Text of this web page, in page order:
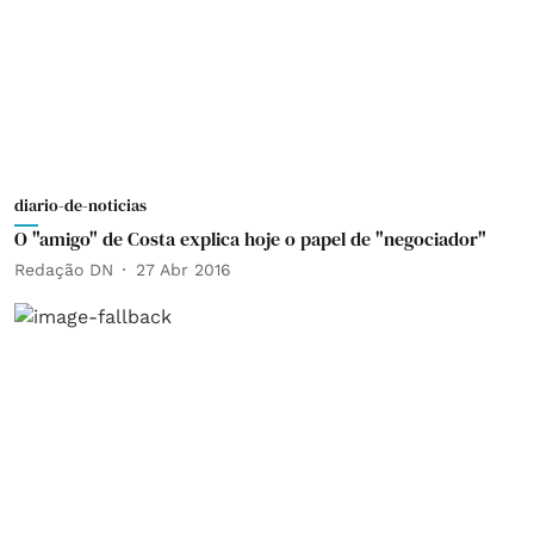
diario-de-noticias
O "amigo" de Costa explica hoje o papel de "negociador"
Redação DN 27 Abr 2016